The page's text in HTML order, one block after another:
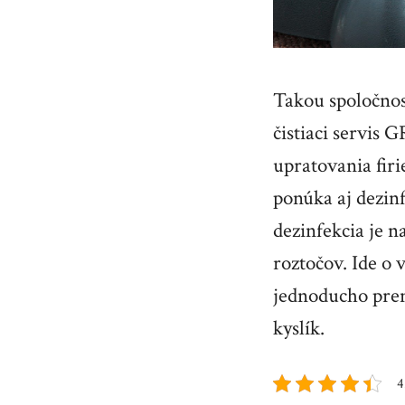
Takou
čistiaci servis
upratovania
ponúka aj
dezinfekcia je
roztočov. Ide o
jednoducho
kyslík.